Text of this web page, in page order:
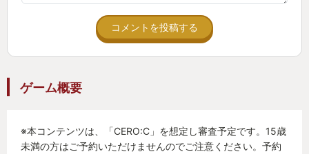
コメントを投稿する
ゲーム概要
※本コンテンツは、「CERO:C」を想定し審査予定です。15歳
未満の方はご予約いただけませんのでご注意ください。予約